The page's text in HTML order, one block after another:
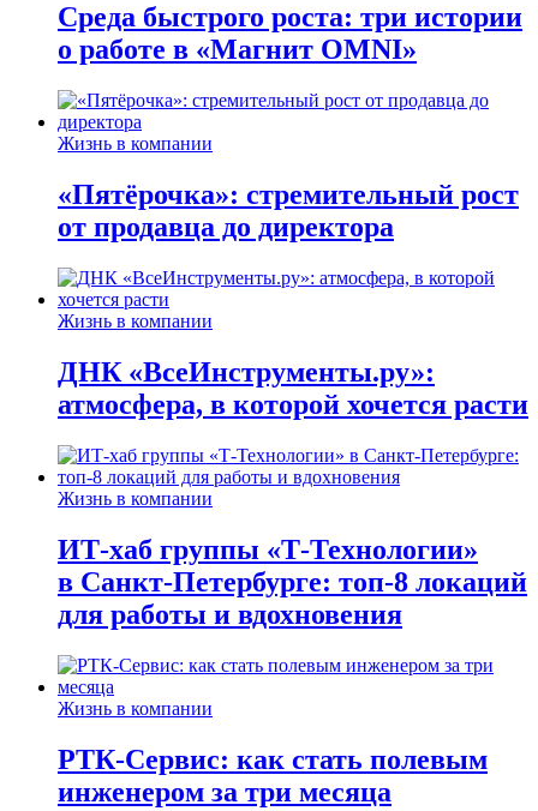
Среда быстрого роста: три истории
о работе в «Магнит OMNI»
Жизнь в компании
«Пятёрочка»: стремительный рост
от продавца до директора
Жизнь в компании
ДНК «ВсеИнструменты.ру»:
атмосфера, в которой хочется расти
Жизнь в компании
ИТ-хаб группы «Т-Технологии»
в Санкт-Петербурге: топ-8 локаций
для работы и вдохновения
Жизнь в компании
РТК-Сервис: как стать полевым
инженером за три месяца